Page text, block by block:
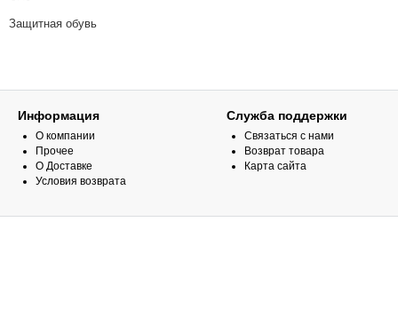
Защитная обувь
Информация
О компании
Прочее
О Доставке
Условия возврата
Служба поддержки
Связаться с нами
Возврат товара
Карта сайта